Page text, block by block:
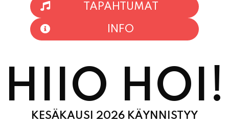
TAPAHTUMAT
INFO
HIIO HOI!
KESÄKAUSI 2026 KÄYNNISTYY